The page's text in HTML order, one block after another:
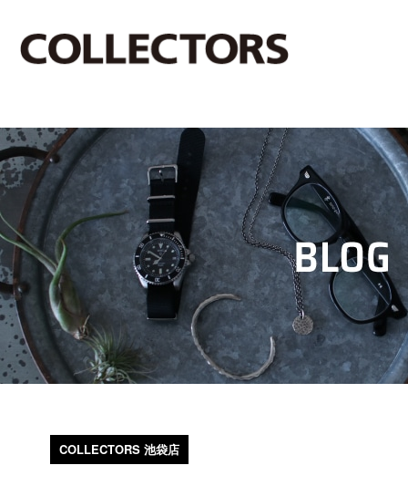
COLLECTORS 池袋店